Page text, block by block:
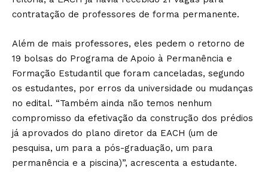
contratação de professores de forma permanente.
Além de mais professores, eles pedem o retorno de
19 bolsas do Programa de Apoio à Permanência e
Formação Estudantil que foram canceladas, segundo
os estudantes, por erros da universidade ou mudanças
no edital. “Também ainda não temos nenhum
compromisso da efetivação da construção dos prédios
já aprovados do plano diretor da EACH (um de
pesquisa, um para a pós-graduação, um para
permanência e a piscina)”, acrescenta a estudante.